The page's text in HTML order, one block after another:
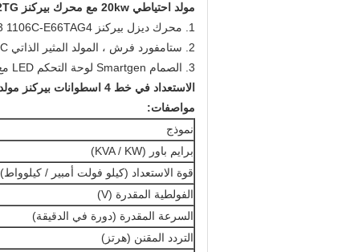
مولد احتياطي 20kw مع محرك بيركنز 404D-22TG
1. محرك ديزل بيركنز 1106C-E66TAG2 1106C-E66TAG3 1106C-E66TAG4
2. ستامفورد فرش ، المولد المثير الذاتي UCI274C
3. الصمام Smartgen لوحة التحكم LED مع ATS
الاستعداد في خط 4 اسطوانات بيركنز مولدات الديزل المولد 20kw
مواصفات:
نموذج
برايم باور (KVA / KW)
قوة الاستعداد (كيلو فولت أمبير / كيلوواط)
الفولطية المقدرة (V)
السرعة المقدرة (دورة في الدقيقة)
التردد المقنن (هرتز)